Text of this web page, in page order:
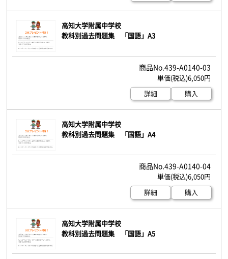
高知大学附属中学校
教科別過去問題集 「国語」A3
439-A0140-03
6,050円
詳細
購入
高知大学附属中学校
教科別過去問題集 「国語」A4
439-A0140-04
6,050円
詳細
購入
高知大学附属中学校
教科別過去問題集 「国語」A5